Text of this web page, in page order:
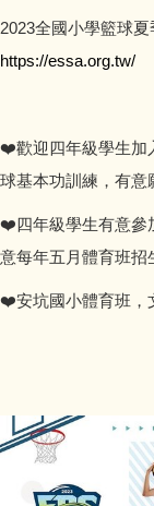
2023全國小學籃球
https://essa.org.tw/
❤️歡迎四年級學生加
球基本功訓練，有意
❤️四年級學生有意參
意每年五月體育班招
❤️安坑國小體育班，